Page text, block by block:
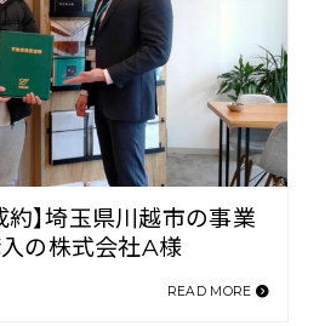
約】埼玉県川越市の事業
の株式会社A様
READ MORE